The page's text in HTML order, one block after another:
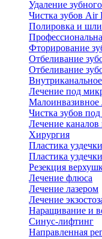
Удаление
Чистка зубов Air
Полировка и
Фторирование
Отбеливание
Отбеливание
Лечение под
Малоинвазивное
Чистка зубов
Лечение
Хирургия
Пластика
Пластика
Резекция
Лечение флюса
Лечение лазером
Лечение
Наращивание и
Синус-лифтинг
Направленная